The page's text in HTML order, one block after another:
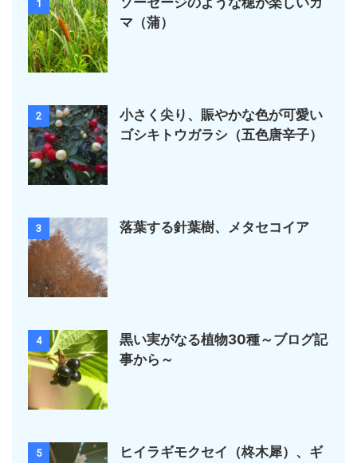
1
マ（蒲）
2
小さく尖り、賑やかな色が可愛い
ゴシキトウガラシ（五色唐辛子）
3 落葉する針葉樹、メタセコイア
4
黒い実がなる植物30種～ブログ記
事から～
5
ヒイラギモクセイ（柊木犀）、ギ